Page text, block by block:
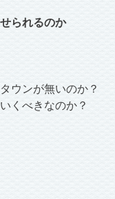
られるのか
ウンが無いのか？
くべきなのか？